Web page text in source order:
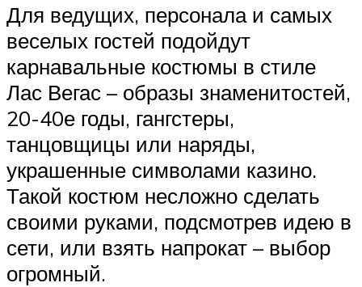
Для ведущих, персонала и самых
веселых гостей подойдут
карнавальные костюмы в стиле
Лас Вегас – образы знаменитостей,
20-40е годы, гангстеры,
танцовщицы или наряды,
украшенные символами казино.
Такой костюм несложно сделать
своими руками, подсмотрев идею в
сети, или взять напрокат – выбор
огромный.